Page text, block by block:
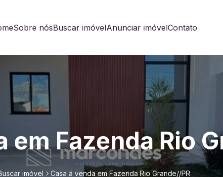
Sobre nósBuscar imóvelAnunciar imóvelContato
em Fazenda Rio
imóvel Casa á venda em Fazenda Rio Grande//PR